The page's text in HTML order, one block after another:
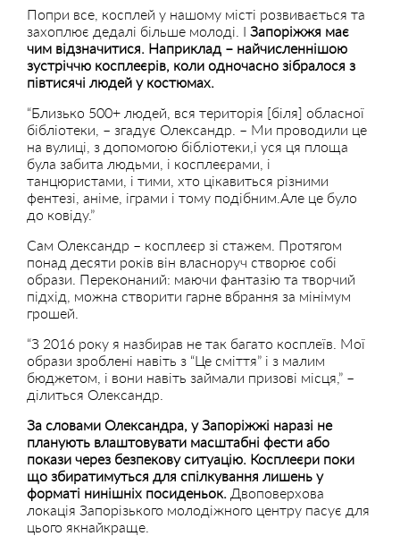
Попри все, косплей у нашому місті розвивається та
захоплює дедалі більше молоді. І Запоріжжя має
чим відзначитися. Наприклад – найчисленнішою
зустріччю косплеєрів, коли одночасно зібралося з
півтисячі людей у костюмах.
“Близько 500+ людей, вся територія [біля] обласної
бібліотеки, – згадує Олександр. – Ми проводили це
на вулиці, з допомогою бібліотеки,і уся ця площа
була забита людьми, і косплеєрами, і
танцюристами, і тими, хто цікавиться різними
фентезі, аніме, іграми і тому подібним.Але це було
до ковіду.”
Сам Олександр – косплеєр зі стажем. Протягом
понад десяти років він власноруч створює собі
образи. Переконаний: маючи фантазію та творчий
підхід, можна створити гарне вбрання за мінімум
грошей.
“З 2016 року я назбирав не так багато косплеїв. Мої
образи зроблені навіть з “Це сміття” і з малим
бюджетом, і вони навіть займали призові місця,” –
ділиться Олександр.
За словами Олександра, у Запоріжжі наразі не
планують влаштовувати масштабні фести або
покази через безпекову ситуацію. Косплеєри поки
що збиратимуться для спілкування лишень у
форматі нинішніх посиденьок. Двоповерхова
локація Запорізького молодіжного центру пасує для
цього якнайкраще.